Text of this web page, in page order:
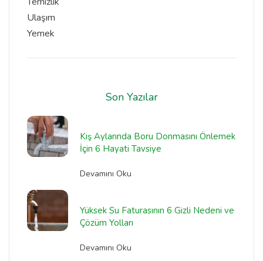
Ulaşım
Yemek
Son Yazılar
Kış Aylarında Boru Donmasını Önlemek
İçin 6 Hayati Tavsiye
Devamını Oku
Yüksek Su Faturasının 6 Gizli Nedeni ve
Çözüm Yolları
Devamını Oku